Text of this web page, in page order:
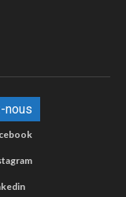
nous